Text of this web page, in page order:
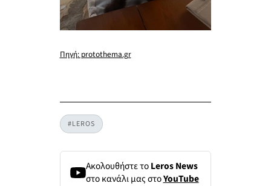
Πηγή: protothema.gr
#LEROS
Ακολουθήστε τοLeros News
στο κανάλι μας στοYouTube